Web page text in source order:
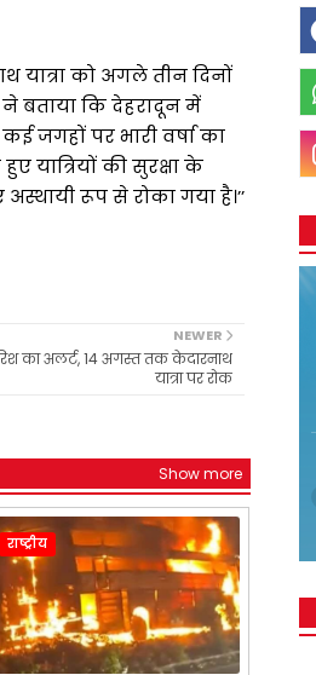
यात्रा को अगले तीन दिनों
बताया कि देहरादून में
जगहों पर भारी वर्षा का
यात्रियों की सुरक्षा के
रूप से रोका गया है।’’
NEWER
का अलर्ट, 14 अगस्त तक केदारनाथ
यात्रा पर रोक
Show more
राष्ट्रीय